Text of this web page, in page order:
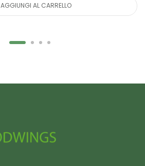
AGGIUNGI AL CARRELLO